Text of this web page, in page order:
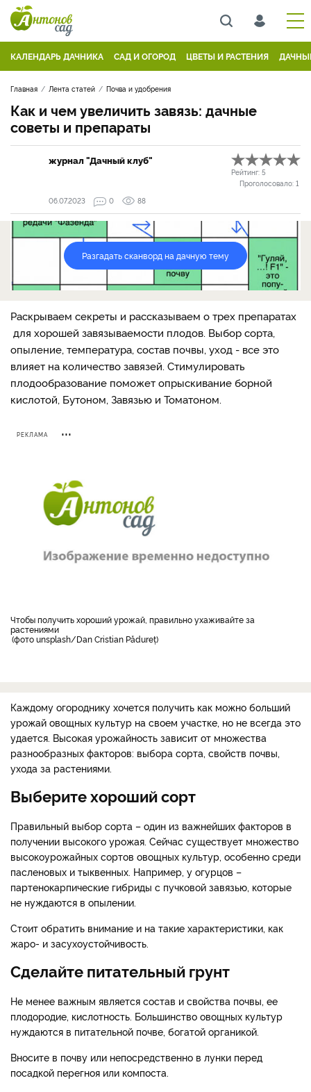
КАЛЕНДАРЬ ДАЧНИКА САД И ОГОРОД ЦВЕТЫ И РАСТЕНИЯ
Главная Лента статей Почва и удобрения
Как и чем увеличить завязь: дачные
советы и препараты
журнал "Дачный клуб"
Рейтинг: 5
Проголосовало: 1
06.07.2023
0 88
Разгадать сканворд на дачную тему
Раскрываем секреты и рассказываем о трех препаратах
для хорошей завязываемости плодов. Выбор сорта,
опыление, температура, состав почвы, уход - все это
влияет на количество завязей. Стимулировать
плодообразование поможет опрыскивание борной
кислотой, Бутоном, Завязью и Томатоном.
РЕКЛАМА
Чтобы получить хороший урожай, правильно ухаживайте за
растениями
фото unsplash/Dan Cristian Pădureț
Каждому огороднику хочется получить как можно больший
урожай овощных культур на своем участке, но не всегда это
удается. Высокая урожайность зависит от множества
разнообразных факторов: выбора сорта, свойств почвы,
ухода за растениями.
Выберите хороший сорт
Правильный выбор сорта – один из важнейших факторов в
получении высокого урожая. Сейчас существует множество
высокоурожайных сортов овощных культур, особенно среди
пасленовых и тыквенных. Например, у огурцов –
партенокарпические гибриды с пучковой завязью, которые
не нуждаются в опылении.
Стоит обратить внимание и на такие характеристики, как
жаро- и засухоустойчивость.
Сделайте питательный грунт
Не менее важным является состав и свойства почвы, ее
плодородие, кислотность. Большинство овощных культур
нуждаются в питательной почве, богатой органикой.
Вносите в почву или непосредственно в лунки перед
посадкой перегноя или компоста.